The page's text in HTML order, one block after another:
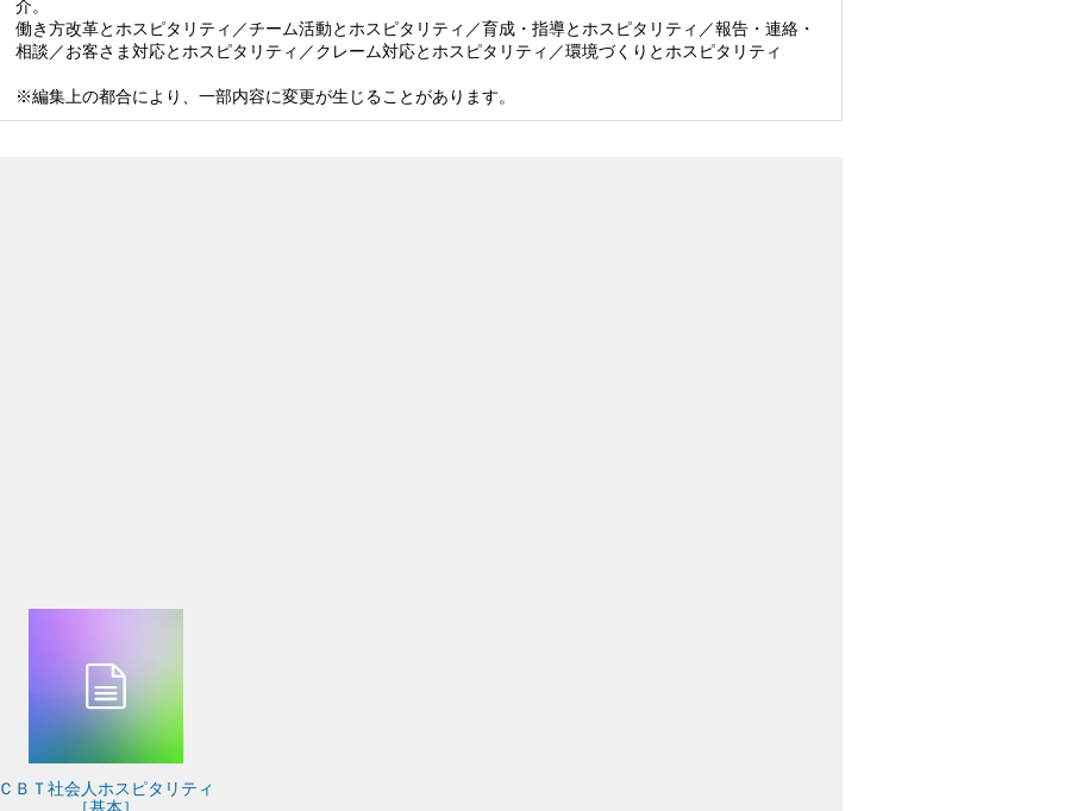
介。
働き方改革とホスピタリティ／チーム活動とホスピタリティ／育成・指導とホスピタリティ／報告・連絡・
相談／お客さま対応とホスピタリティ／クレーム対応とホスピタリティ／環境づくりとホスピタリティ
※編集上の都合により、一部内容に変更が生じることがあります。
ＣＢＴ社会人ホスピタリティ